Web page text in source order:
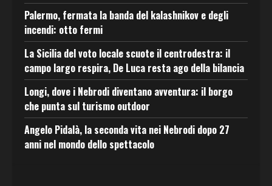
Palermo, fermata la banda del kalashnikov e degli
incendi: otto fermi
La Sicilia del voto locale scuote il centrodestra: il
campo largo respira, De Luca resta ago della bilancia
Longi, dove i Nebrodi diventano avventura: il borgo
che punta sul turismo outdoor
Angelo Pidalà, la seconda vita nei Nebrodi dopo 27
anni nel mondo dello spettacolo